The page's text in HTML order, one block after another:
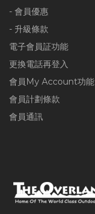
- 會員優惠
- 升級條款
電子會員証功能
更換電話再登入
會員My Account功能
會員計劃條款
會員通訊